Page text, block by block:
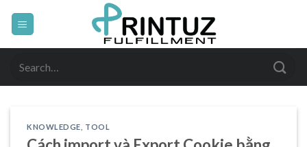
KNOWLEDGE TOOL